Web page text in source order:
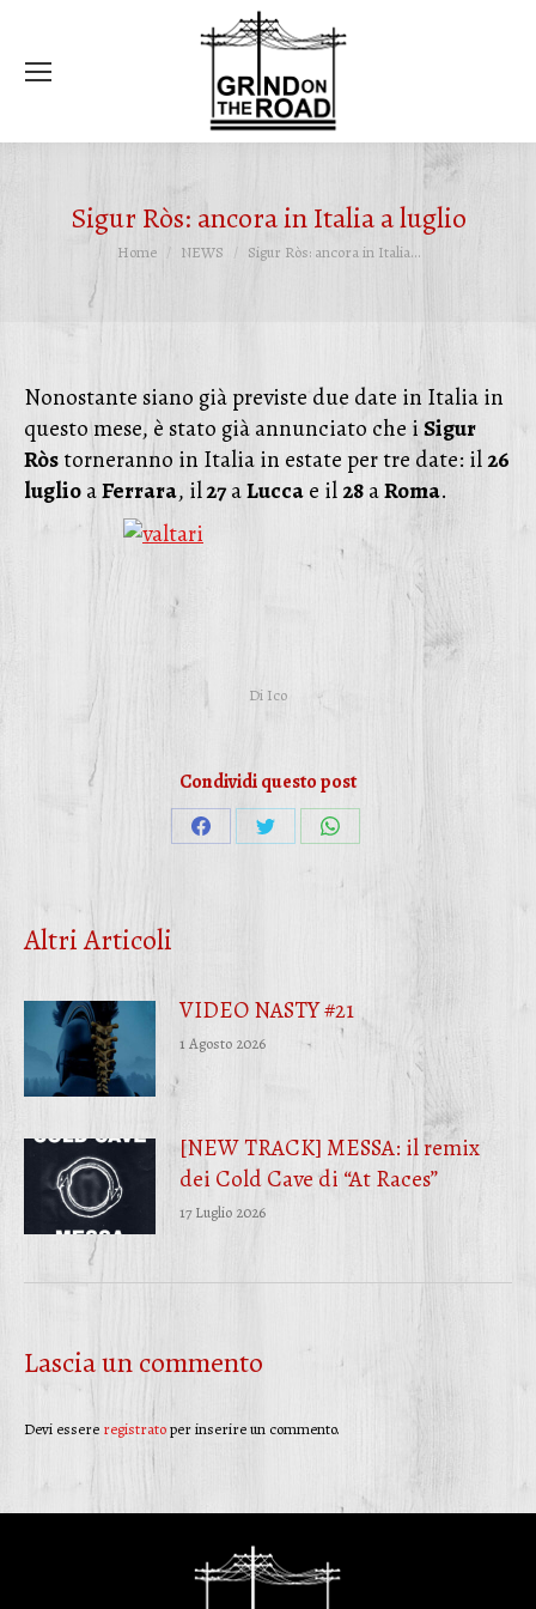
Sigur Ròs: ancora in Italia a luglio
Tu sei qui:
Home NEWS Sigur Ròs: ancora in Italia…
Nonostante siano già previste due date in Italia in
questo mese, è stato già annunciato che iSigur
Ròstorneranno in Italia in estate per tre date: il26
luglioaFerrara, il27aLuccae il28aRoma.
Di Ico
Condividi questo post
CondividiCondividiCondividi
su
Altri Articoli
VIDEO NASTY #21
1 Agosto 2026
[NEW TRACK] MESSA: il remix
dei Cold Cave di “At Races”
17 Luglio 2026
Lascia un commento
Devi essere registratoper inserire un commento.